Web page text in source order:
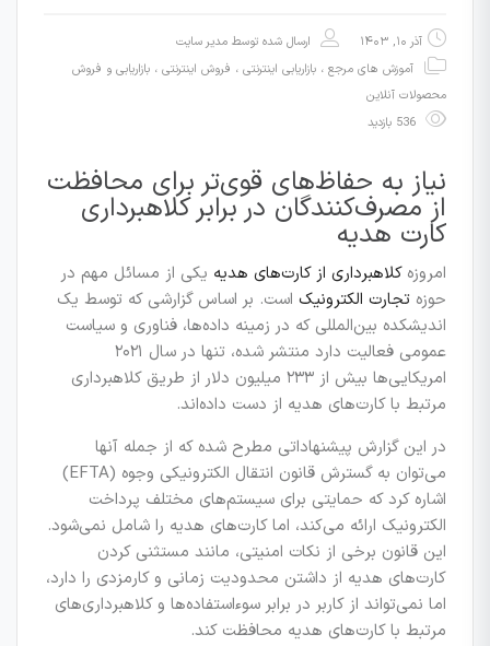
آذر ۱۰, ۱۴۰۳ ارسال شده توسط مدیر سایت
آموزش های مرجع ، بازاریابی اینترنتی ، فروش اینترنتی ، بازاریابی و فروش
محصولات آنلاین
نیاز به حفاظ‌های قوی‌تر برای محافظت
از مصرف‌کنندگان در برابر کلاهبرداری
کارت هدیه
امروزه کلاهبرداری از کارت‌های هدیه یکی از مسائل مهم در
حوزه تجارت الکترونیک است. بر اساس گزارشی که توسط یک
اندیشکده بین‌المللی که در زمینه داده‌ها، فناوری و سیاست
عمومی فعالیت دارد منتشر شده، تنها در سال ۲۰۲۱
امریکایی‌ها بیش از ۲۳۳ میلیون دلار از طریق کلاهبرداری
مرتبط با کارت‌های هدیه از دست داده‌اند.
در این گزارش پیشنهاداتی مطرح شده که از جمله آنها
می‌توان به گسترش قانون انتقال الکترونیکی وجوه (EFTA)
اشاره کرد که حمایتی برای سیستم‌های مختلف پرداخت
الکترونیک ارائه می‌کند، اما کارت‌های هدیه را شامل نمی‌شود.
این قانون برخی از نکات امنیتی، مانند مستثنی کردن
کارت‌های هدیه از داشتن محدودیت زمانی و کارمزدی را دارد،
اما نمی‌تواند از کاربر در برابر سوءاستفاده‌ها و کلاهبرداری‌های
مرتبط با کارت‌های هدیه محافظت کند.